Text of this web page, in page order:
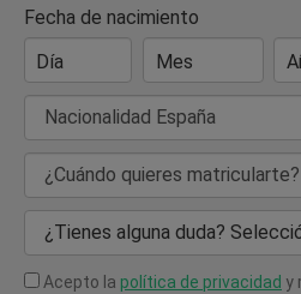
Fecha de nacimiento
Día
Mes
Nacionalidad
¿Cuándo quieres matricularte?
¿Tienes alguna duda?
Acepto la política de privacidad y